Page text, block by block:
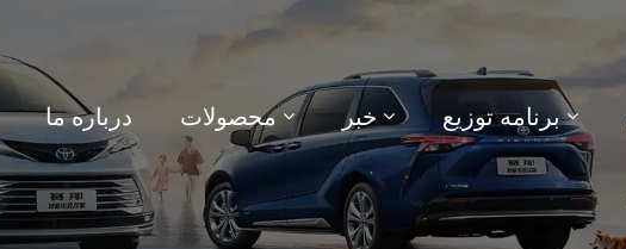
درباره ما محصولات خبر برنامه توزیع